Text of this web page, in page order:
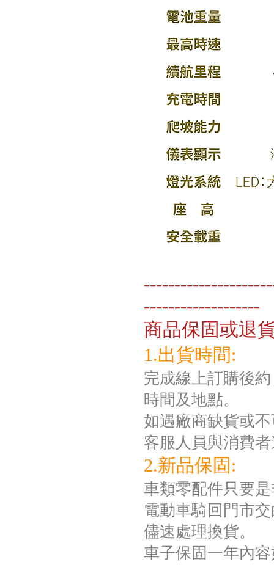
-------------------
商品保固或退
1.出貨時間:
完成線上訂購後
時間及地點。
如遇廠商缺貨或
客服人員與消費
2.新品保固:
車類零配件只要
電動車騎回門市
儘速處理換貨。
車子保固一年